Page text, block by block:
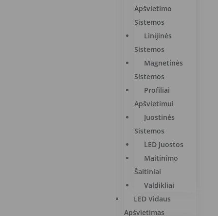
Apšvietimo
Sistemos
Linijinės
Sistemos
Magnetinės
Sistemos
Profiliai
Apšvietimui
Juostinės
Sistemos
LED Juostos
Maitinimo
Šaltiniai
Valdikliai
LED Vidaus
Apšvietimas